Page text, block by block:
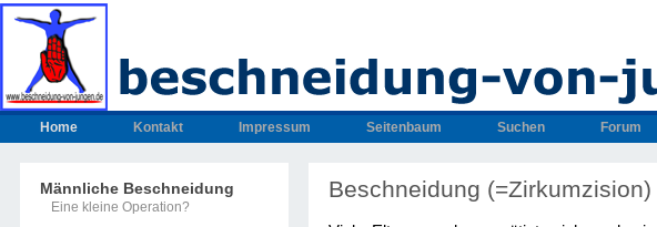
Home Kontakt Impressum Seitenbaum Suchen Forum
Männliche Beschneidung
Eine kleine Operation?
Beschneidung